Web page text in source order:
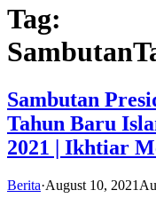
Tag:
Sambutan
Tahun Baru
2021 | Ikhtiar
Berita·August 10, 2021